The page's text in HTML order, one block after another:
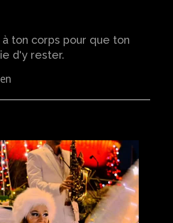
à ton corps pour que ton
d'y rester.